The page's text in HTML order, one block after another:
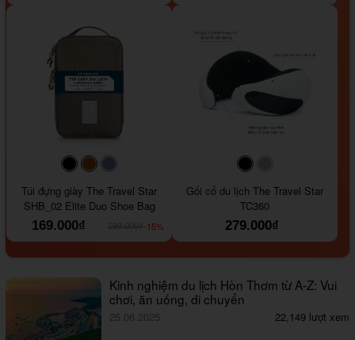
#000000#964B00
Túi đựng giày The Travel Star
SHB_02 Elite Duo Shoe Bag
169.000₫
-15%
Gối cổ du lịch The Travel Star
TC360
279.000₫
Kinh nghiệm du lịch Hòn Thơm từ A-Z: Vui
chơi, ăn uống, di chuyển
25.06.2025 22,149 lượt xem